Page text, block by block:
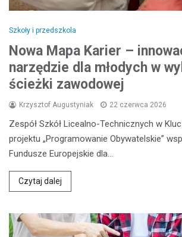
Szkoły i przedszkola
Nowa Mapa Karier –
narzędzie dla młodych w
ścieżki zawodowej
Krzysztof Augustyniak 22 czerwca 2026
Zespół Szkół Licealno-Technicznych w
projektu „Programowanie Obywatelskie”
Fundusze Europejskie dla…
Czytaj dalej